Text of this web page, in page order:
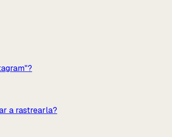
a rastrearla?